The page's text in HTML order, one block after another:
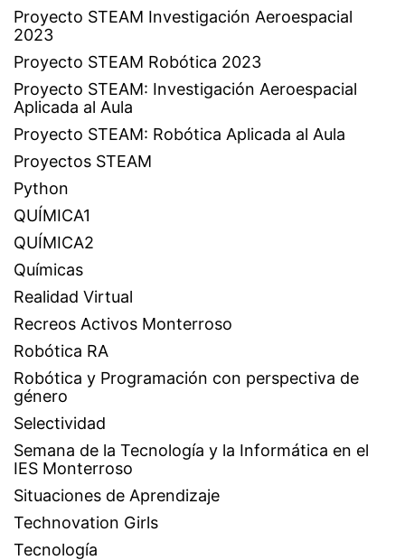
Proyecto STEAM Investigación Aeroespacial
2023
Proyecto STEAM Robótica 2023
Proyecto STEAM: Investigación Aeroespacial
Aplicada al Aula
Proyecto STEAM: Robótica Aplicada al Aula
Proyectos STEAM
Python
QUÍMICA1
QUÍMICA2
Químicas
Realidad Virtual
Recreos Activos Monterroso
Robótica RA
Robótica y Programación con perspectiva de
género
Selectividad
Semana de la Tecnología y la Informática en el
IES Monterroso
Situaciones de Aprendizaje
Technovation Girls
Tecnología